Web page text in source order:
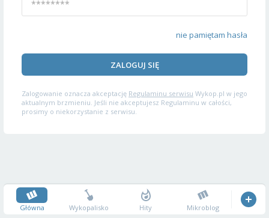
nie pamiętam hasła
ZALOGUJ SIĘ
Zalogowanie oznacza akceptację Regulaminu serwisu Wykop.pl w jego
aktualnym brzmieniu. Jeśli nie akceptujesz Regulaminu w całości,
prosimy o niekorzystanie z serwisu.
Główna Wykopalisko Hity Mikroblog